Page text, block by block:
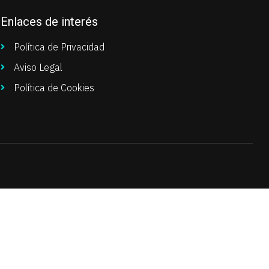
Enlaces de interés
Política de Privacidad
Aviso Legal
Política de Cookies